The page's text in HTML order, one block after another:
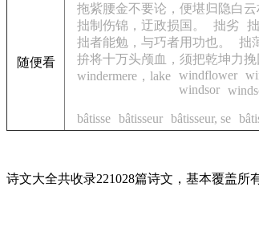
随便看
拖紫腰金不要论，便堪归隐白云
拙制伤锦，迂政损国。
拙劣
拙者能勉，与巧者用功也。
拙
拚将十万头颅血，须把乾坤力挽
windermere，lake windflower
windsor
bâtisse bâtisseur bâtisseur, se
诗文大全共收录221028篇诗文，基本覆盖所